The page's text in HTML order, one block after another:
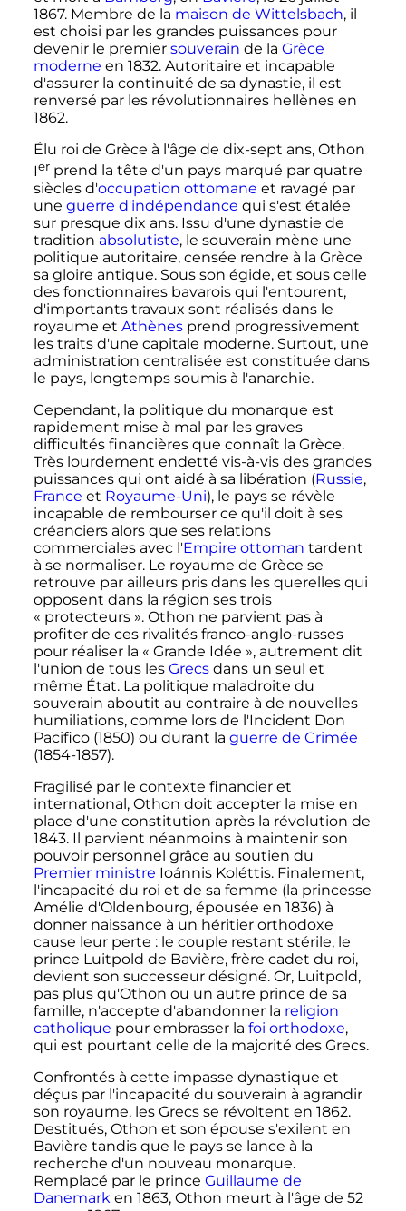
1867. Membre de la maison de Wittelsbach, il
est choisi par les grandes puissances pour
devenir le premier souverain de la Grèce
moderne en 1832. Autoritaire et incapable
d'assurer la continuité de sa dynastie, il est
renversé par les révolutionnaires hellènes en
1862.
Élu roi de Grèce à l'âge de dix-sept ans, Othon
Ierprend la tête d'un pays marqué par quatre
siècles d'occupation ottomane et ravagé par
une guerre d'indépendance qui s'est étalée
sur presque dix ans. Issu d'une dynastie de
tradition absolutiste, le souverain mène une
politique autoritaire, censée rendre à la Grèce
sa gloire antique. Sous son égide, et sous celle
des fonctionnaires bavarois qui l'entourent,
d'importants travaux sont réalisés dans le
royaume et Athènesprend progressivement
les traits d'une capitale moderne. Surtout, une
administration centralisée est constituée dans
le pays, longtemps soumis à l'anarchie.
Cependant, la politique du monarque est
rapidement mise à mal par les graves
difficultés financières que connaît la Grèce.
Très lourdement endetté vis-à-vis des grandes
puissances qui ont aidé à sa libération (Russie,
France et Royaume-Uni), le pays se révèle
incapable de rembourser ce qu'il doit à ses
créanciers alors que ses relations
commerciales avec l'Empire ottoman tardent
à se normaliser. Le royaume de Grèce se
retrouve par ailleurs pris dans les querelles qui
opposent dans la région ses trois
« protecteurs ». Othon ne parvient pas à
profiter de ces rivalités franco-anglo-russes
pour réaliser la « Grande Idée », autrement dit
l'union de tous les Grecsdans un seul et
même État. La politique maladroite du
souverain aboutit au contraire à de nouvelles
humiliations, comme lors de l'Incident Don
Pacifico (1850) ou durant la guerre de Crimée
(1854-1857).
Fragilisé par le contexte financier et
international, Othon doit accepter la mise en
place d'une constitution après la révolution de
1843. Il parvient néanmoins à maintenir son
pouvoir personnel grâce au soutien du
Premier ministre Ioánnis Koléttis. Finalement,
l'incapacité du roi et de sa femme (la princesse
Amélie d'Oldenbourg, épousée en 1836) à
donner naissance à un héritier orthodoxe
cause leur perte : le couple restant stérile, le
prince Luitpold de Bavière, frère cadet du roi,
devient son successeur désigné. Or, Luitpold,
pas plus qu'Othon ou un autre prince de sa
famille, n'accepte d'abandonner la religion
catholique pour embrasser la foi orthodoxe,
qui est pourtant celle de la majorité des Grecs.
Confrontés à cette impasse dynastique et
déçus par l'incapacité du souverain à agrandir
son royaume, les Grecs se révoltent en 1862.
Destitués, Othon et son épouse s'exilent en
Bavière tandis que le pays se lance à la
recherche d'un nouveau monarque.
Remplacé par le prince Guillaume de
Danemark en 1863, Othon meurt à l'âge de 52